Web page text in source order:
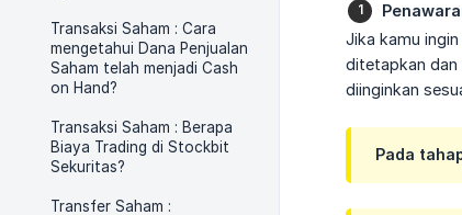
Transaksi Saham : Cara
mengetahui Dana Penjualan
Saham telah menjadi Cash
on Hand?
Transaksi Saham : Berapa
Biaya Trading di Stockbit
Sekuritas?
Transfer Saham :
Jika kamu
ditetapkan dan
diinginkan
Pada